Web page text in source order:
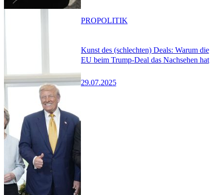
Kunst des (schlechten) Deals: Warum die
EU beim Trump-Deal das Nachsehen hat
29.07.2025
PROPOLITIK